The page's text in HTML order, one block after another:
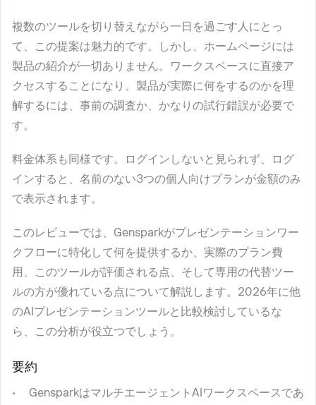
複数のツールを切り替えながら一日を過ごす人にとっ
て、この提案は魅力的です。しかし、ホームページには
製品の紹介が一切ありません。ワークスペースに直接ア
クセスすることになり、製品が実際に何をするのかを理
解するには、事前の調査か、かなりの試行錯誤が必要で
す。
料金体系も同様です。ログインしないと見られず、ログ
インすると、名前のない3つの個人向けプランが金額のみ
で表示されます。
このレビューでは、Gensparkがプレゼンテーションワー
クフローに特化して何を提供するか、実際のプラン費
用、このツールが評価される点、そして専用の代替ツー
ルの方が優れている点について解説します。2026年に他
のAIプレゼンテーションツールと比較検討しているな
ら、この分析が役立つでしょう。
要約
GensparkはマルチエージェントAIワークスペースであ